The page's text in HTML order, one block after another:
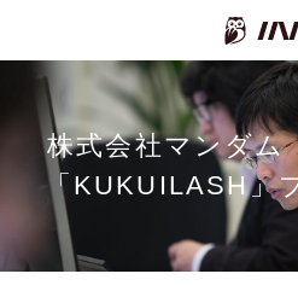
株式会社マンダ
「KUKUILASH」